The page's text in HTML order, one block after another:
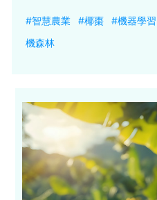
#智慧農業 #椰棗 #機器學習
機森林